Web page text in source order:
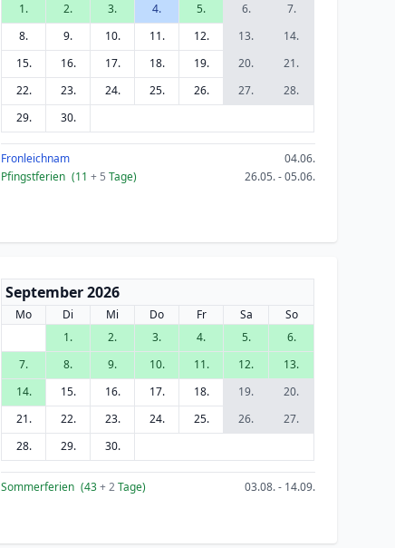
1.
2. 3. 4. 5. 6.
7.
8.
9. 10. 11. 12. 13.
14.
15.
16. 17. 18. 19. 20.
21.
22.
23. 24. 25. 26. 27.
28.
29.
30.
Fronleichnam
04.06.
Pfingstferien (11+ 5 Tage) 26.05. - 05.06.
September 2026
Mo Di Mi Do Fr Sa
So
1.
2. 3. 4. 5.
6.
7.
8. 9. 10. 11. 12.
13.
14.
15. 16. 17. 18. 19.
20.
21.
22. 23. 24. 25. 26.
27.
28.
29. 30.
Sommerferien (43+ 2Tage) 03.08. - 14.09.